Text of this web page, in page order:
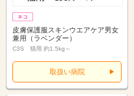
皮膚保護服スキンウエアケア男女
兼用（ラベンダー）
C3S 猫用 約1.5kg～
取扱い病院